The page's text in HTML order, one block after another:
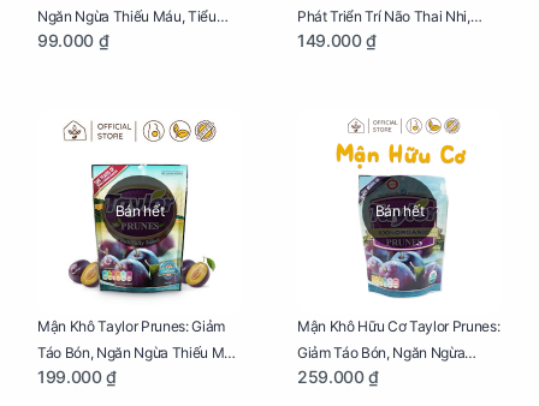
Ngăn Ngừa Thiếu Máu, Tiểu
Đường, Dị Tật Thai Nhi Túi 25g
99.000 ₫
Phát Triển Trí Não Thai Nhi,
Giảm Mệt Mỏi Cho Mẹ Bầu Túi
149.000 ₫
Bán hết
Mận Khô Taylor Prunes: Giảm
Táo Bón, Ngăn Ngừa Thiếu Máu
Cho Mẹ Bầu Túi 250g
199.000 ₫
Bán hết
Mận Khô Hữu Cơ Taylor Prunes:
Giảm Táo Bón, Ngăn Ngừa
Thiếu Máu Cho Mẹ Bầu Túi
259.000 ₫